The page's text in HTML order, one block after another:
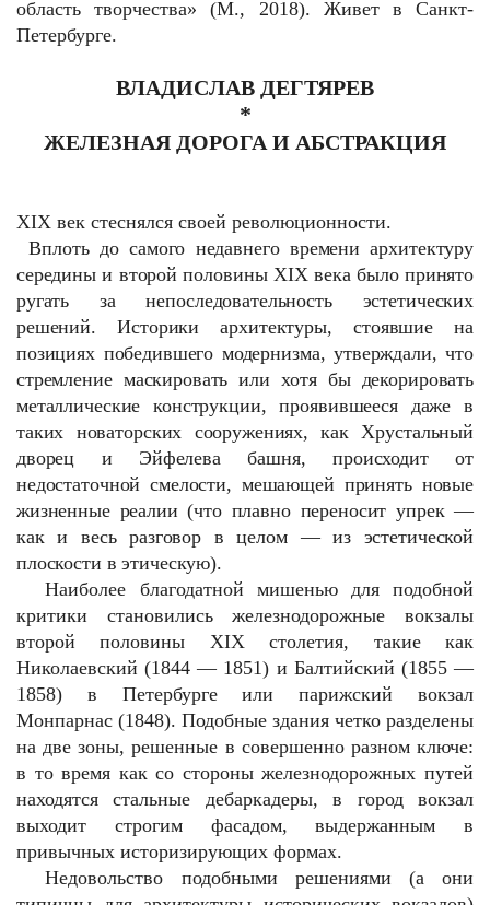
область творчества» (М., 2018). Живет в Санкт-
Петербурге.
ВЛАДИСЛАВ ДЕГТЯРЕВ
*
ЖЕЛЕЗНАЯ ДОРОГА И АБСТРАКЦИЯ
XIX век стеснялся своей революционности.
Вплоть до самого недавнего времени архитектуру
середины и второй половины XIX века было принято
ругать за непоследовательность эстетических
решений. Историки архитектуры, стоявшие на
позициях победившего модернизма, утверждали, что
стремление маскировать или хотя бы декорировать
металлические конструкции, проявившееся даже в
таких новаторских сооружениях, как Хрустальный
дворец и Эйфелева башня, происходит от
недостаточной смелости, мешающей принять новые
жизненные реалии (что плавно переносит упрек —
как и весь разговор в целом — из эстетической
плоскости в этическую).
Наиболее благодатной мишенью для подобной
критики становились железнодорожные вокзалы
второй половины XIX столетия, такие как
Николаевский (1844 — 1851) и Балтийский (1855 —
1858) в Петербурге или парижский вокзал
Монпарнас (1848). Подобные здания четко разделены
на две зоны, решенные в совершенно разном ключе:
в то время как со стороны железнодорожных путей
находятся стальные дебаркадеры, в город вокзал
выходит строгим фасадом, выдержанным в
привычных историзирующих формах.
Недовольство подобными решениями (а они